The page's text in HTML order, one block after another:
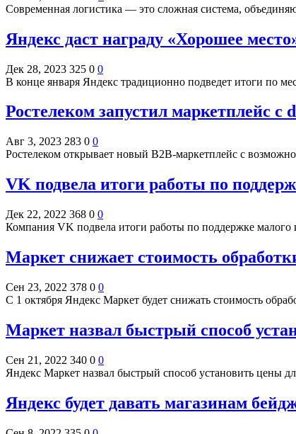
Современная логистика — это сложная система,
Яндекс даст награду «Хорошее
Дек 28, 2023 325 0 0
В конце января Яндекс традиционно подведет итоги по
Ростелеком запустил маркетплейс с
Авг 3, 2023 283 0 0
Ростелеком открывает новый B2B-маркетплейс с
VK подвела итоги работы по
Дек 22, 2022 368 0 0
Компания VK подвела итоги работы по поддержке
Маркет снижает стоимость
Сен 23, 2022 378 0 0
С 1 октября Яндекс Маркет будет снижать стоимость
Маркет назвал быстрый способ
Сен 21, 2022 340 0 0
Яндекс Маркет назвал быстрый способ установить цены
Яндекс будет давать магазинам